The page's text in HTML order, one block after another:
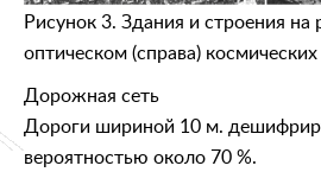
Рисунок 3. Здания и строения на
оптическом (справа)
Дорожная сеть
Дороги шириной 10 м.
вероятностью около 70 %.